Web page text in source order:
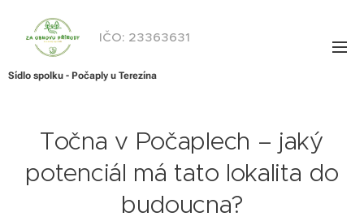
IČO: 23363631
Sídlo spolku - Počaply u Terezína
Točna v Počaplech – jaký
potenciál má tato lokalita do
budoucna?